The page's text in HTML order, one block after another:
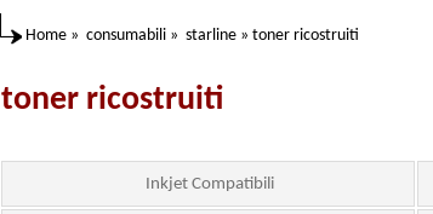
Home » consumabili » starline » toner ricostruiti
toner ricostruiti
Inkjet Compatibili